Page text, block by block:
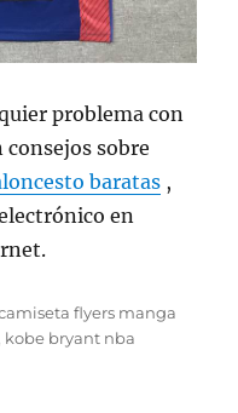
problema con
sobre
baratas ,
en
flyers manga
kobe bryant nba